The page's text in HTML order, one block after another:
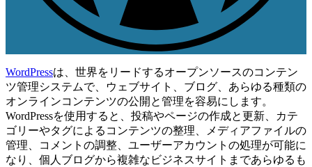
WordPressは、世界をリードするオープンソースのコンテン
ツ管理システムで、ウェブサイト、ブログ、あらゆる種類の
オンラインコンテンツの公開と管理を容易にします。
WordPressを使用すると、投稿やページの作成と更新、カテ
ゴリーやタグによるコンテンツの整理、メディアファイルの
管理、コメントの調整、ユーザーアカウントの処理が可能に
なり、個人ブログから複雑なビジネスサイトまであらゆるも